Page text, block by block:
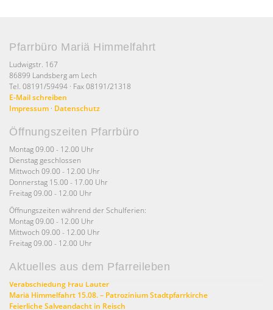
Pfarrbüro Mariä Himmelfahrt
Ludwigstr. 167
86899 Landsberg am Lech
Tel. 08191/59494 · Fax 08191/21318
E-Mail schreiben
Impressum · Datenschutz
Öffnungszeiten Pfarrbüro
Montag 09.00 - 12.00 Uhr
Dienstag geschlossen
Mittwoch 09.00 - 12.00 Uhr
Donnerstag 15.00 - 17.00 Uhr
Freitag 09.00 - 12.00 Uhr
Öffnungszeiten während der Schulferien:
Montag 09.00 - 12.00 Uhr
Mittwoch 09.00 - 12.00 Uhr
Freitag 09.00 - 12.00 Uhr
Aktuelles aus dem Pfarreileben
Verabschiedung Frau Lauter
Mariä Himmelfahrt 15.08. – Patrozinium Stadtpfarrkirche
Feierliche Salveandacht in Reisch